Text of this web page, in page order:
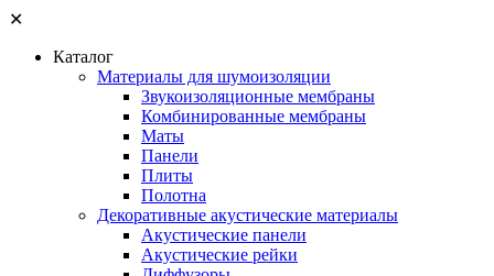
✕
Каталог
Материалы для шумоизоляции
Звукоизоляционные мембраны
Комбинированные мембраны
Маты
Панели
Плиты
Полотна
Декоративные акустические материалы
Акустические панели
Акустические рейки